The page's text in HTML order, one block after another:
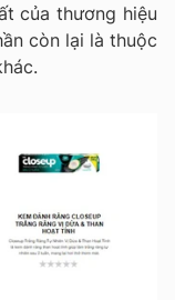
của thương hiệu
còn lại là thuộc